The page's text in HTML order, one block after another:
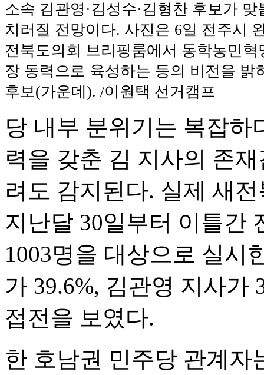
소속 김관영·김성수·김형찬 후보가
치러질 전망이다. 사진은 6일 전주시
전북도의회 브리핑룸에서 동학농민혁
장 동력으로 육성하는 등의 비전을 밝
후보(가운데). /이원택 선거캠프
당 내부 분위기는 복잡하
력을 갖춘 김 지사의 존
려도 감지된다. 실제 새
지난달 30일부터 이틀간
1003명을 대상으로 실시
가 39.6%, 김관영 지사가
접전을 보였다.
한 호남권 민주당 관계자